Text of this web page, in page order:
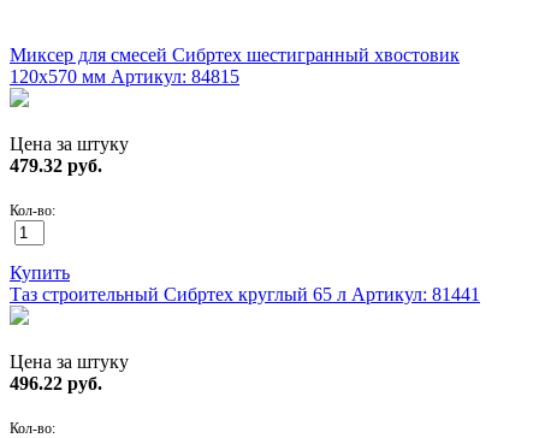
Миксер для смесей Сибртех шестигранный хвостовик
120х570 мм Артикул: 84815
Цена за штуку
479.32 руб.
Кол-во:
Купить
Таз строительный Сибртех круглый 65 л Артикул: 81441
Цена за штуку
496.22 руб.
Кол-во: